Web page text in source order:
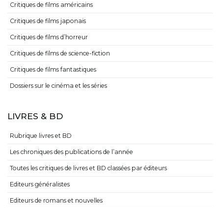
Critiques de films américains
Critiques de films japonais
Critiques de films d’horreur
Critiques de films de science-fiction
Critiques de films fantastiques
Dossiers sur le cinéma et les séries
LIVRES & BD
Rubrique livres et BD
Les chroniques des publications de l’année
Toutes les critiques de livres et BD classées par éditeurs
Editeurs généralistes
Editeurs de romans et nouvelles